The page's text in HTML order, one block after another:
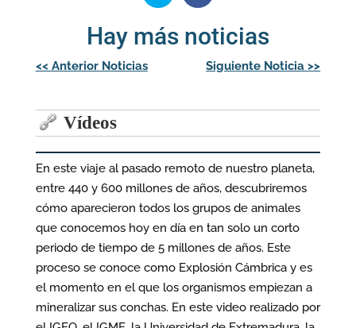
Hay más noticias
Navegación
de
<< Anterior Noticias Siguiente Noticia >>
Vídeos
En este viaje al pasado remoto de nuestro planeta,
entre 440 y 600 millones de años, descubriremos
cómo aparecieron todos los grupos de animales
que conocemos hoy en día en tan solo un corto
periodo de tiempo de 5 millones de años. Este
proceso se conoce como Explosión Cámbrica y es
el momento en el que los organismos empiezan a
mineralizar sus conchas. En este video realizado por